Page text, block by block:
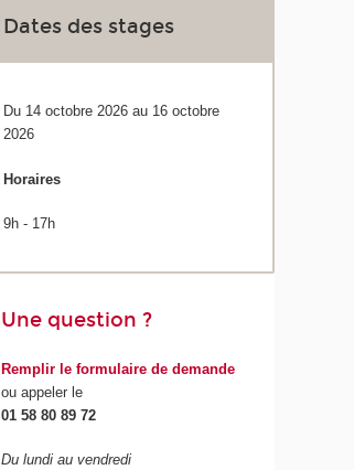
Dates des stages
Du 14 octobre 2026 au 16 octobre
2026
Horaires
9h - 17h
Une question ?
Remplir le formulaire de demande
ou appeler le
01 58 80 89 72
Du lundi au vendredi